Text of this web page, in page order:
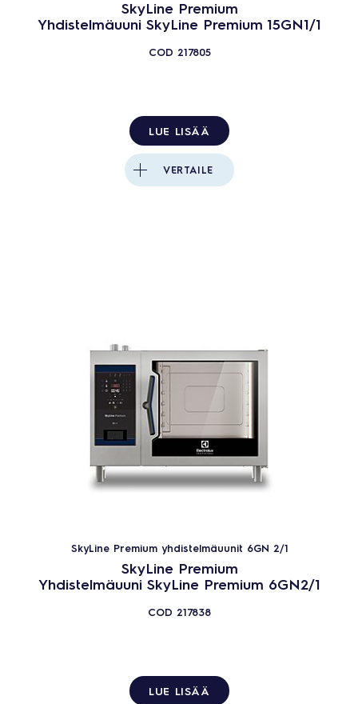
SkyLine Premium
Yhdistelmäuuni SkyLine Premium 15GN1/1
COD 217805
LUE LISÄÄ
VERTAILE
SkyLine Premium yhdistelmäuunit 6GN 2/1
SkyLine Premium
Yhdistelmäuuni SkyLine Premium 6GN2/1
COD 217838
LUE LISÄÄ